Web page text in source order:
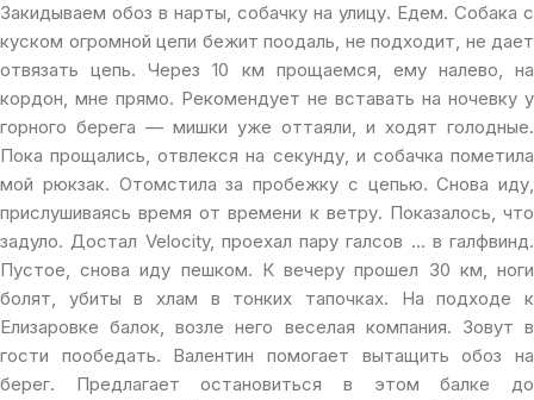
Закидываем обоз в нарты, собачку на улицу. Едем. Собака с
куском огромной цепи бежит поодаль, не подходит, не дает
отвязать цепь. Через 10 км прощаемся, ему налево, на
кордон, мне прямо. Рекомендует не вставать на ночевку у
горного берега — мишки уже оттаяли, и ходят голодные.
Пока прощались, отвлекся на секунду, и собачка пометила
мой рюкзак. Отомстила за пробежку с цепью. Снова иду,
прислушиваясь время от времени к ветру. Показалось, что
задуло. Достал Velocity, проехал пару галсов … в галфвинд.
Пустое, снова иду пешком. К вечеру прошел 30 км, ноги
болят, убиты в хлам в тонких тапочках. На подходе к
Елизаровке балок, возле него веселая компания. Зовут в
гости пообедать. Валентин помогает вытащить обоз на
берег. Предлагает остановиться в этом балке до